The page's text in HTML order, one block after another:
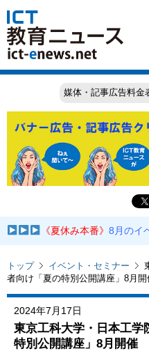
媒体・記事広告料金
《夏休み本番》8月のイ
トップ イベント・セミナー
者向け「夏の特別公開講座」8月開
2024年7月17日
東京⼯科⼤学・⽇本⼯学
特別公開講座」8月開催